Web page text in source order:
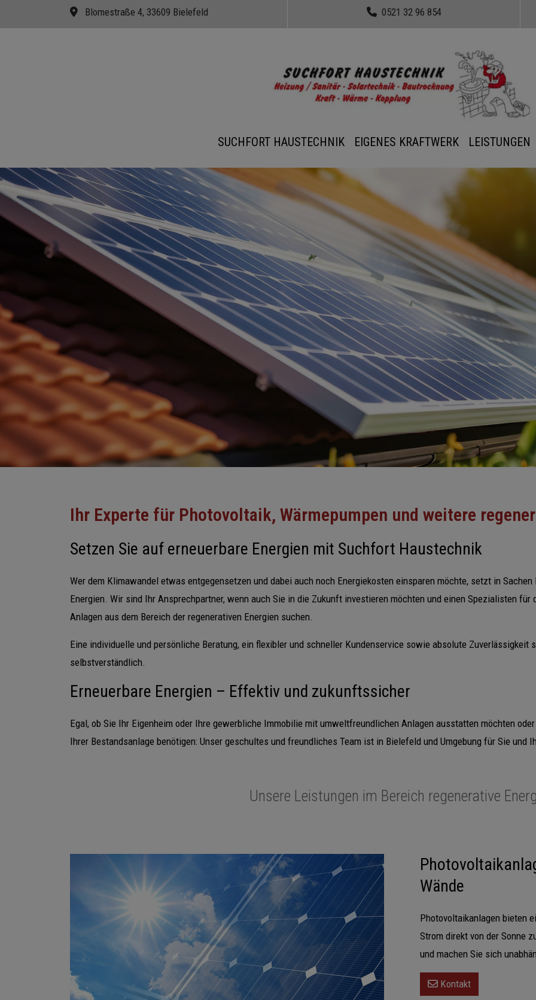
Blomestraße 4, 33609 Bielefeld 0521 32 96 854
SUCHFORT HAUSTECHNIK EIGENES KRAFTWERK LEISTUNGEN
Ihr Experte für Photovoltaik, Wärmepumpen und weitere
Setzen Sie auf erneuerbare Energien mit Suchfort Haustechnik
Wer dem Klimawandel etwas entgegensetzen und dabei auch noch Energiekosten einsparen möchte, setzt in
Energien. Wir sind Ihr Ansprechpartner, wenn auch Sie in die Zukunft investieren möchten und einen Spezialisten für
Anlagen aus dem Bereich der regenerativen Energien suchen.
Eine individuelle und persönliche Beratung, ein flexibler und schneller Kundenservice sowie absolute Zuverlässigkeit
selbstverständlich.
Erneuerbare Energien – Effektiv und zukunftssicher
Egal, ob Sie Ihr Eigenheim oder Ihre gewerbliche Immobilie mit umweltfreundlichen Anlagen ausstatten möchten
Ihrer Bestandsanlage benötigen: Unser geschultes und freundliches Team ist in Bielefeld und Umgebung für Sie und
Unsere Leistungen im Bereich regenerative
Wände
Photovoltaikanlagen bieten
Strom direkt von der Sonne
und machen Sie sich
Kontakt